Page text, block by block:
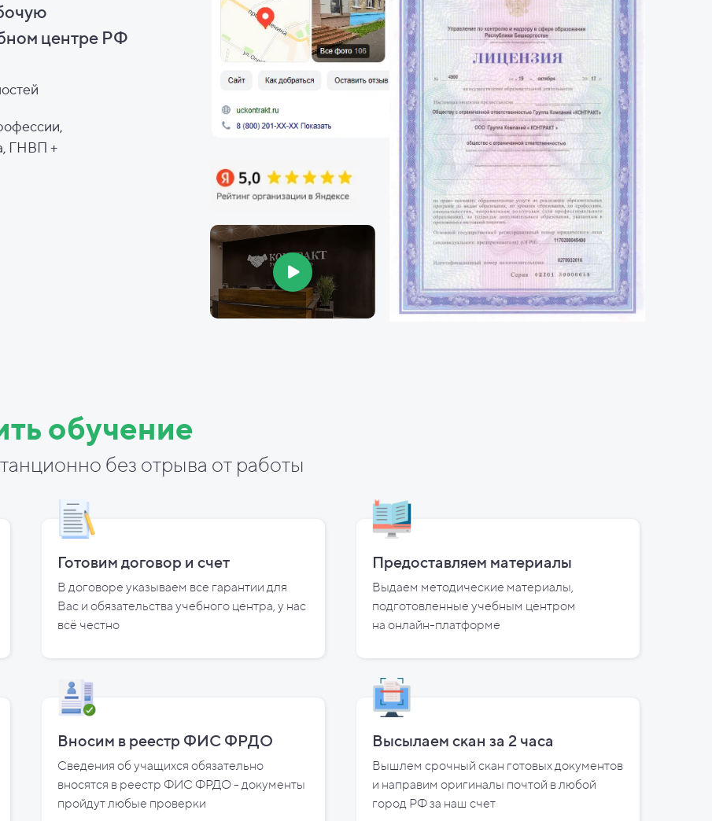
центре РФ
ГНВП +
обучение
без отрыва от работы
Готовим договор и счет
В договоре указываем все гарантии для
Вас и обязательства учебного центра, у нас
всё честно
Предоставляем материалы
Выдаем методические материалы,
подготовленные учебным центром
на онлайн-платформе
Вносим в реестр ФИС ФРДО
Сведения об учащихся обязательно
вносятся в реестр ФИС ФРДО - документы
пройдут любые проверки
Высылаем скан за 2 часа
Вышлем срочный скан готовых документов
и направим оригиналы почтой в любой
город РФ за наш счет